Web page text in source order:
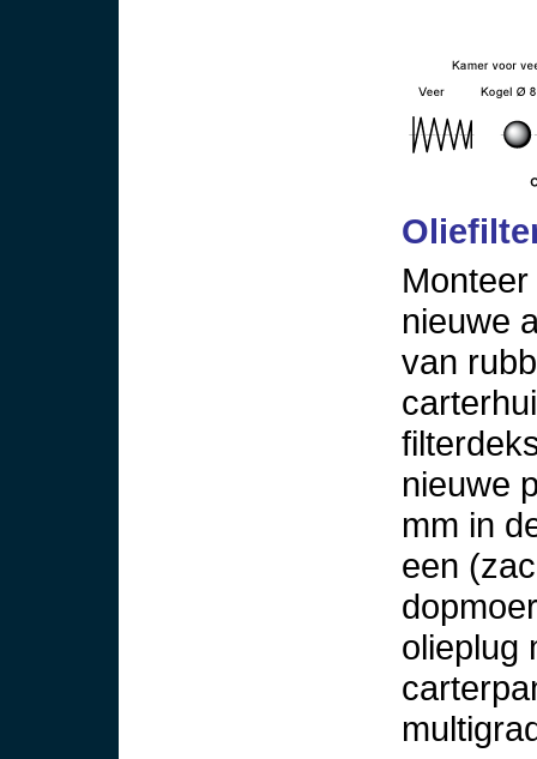
nieuwe
van
nieuwe
mm in
een
olieplug